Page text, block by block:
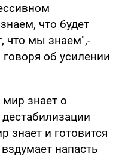
что будет
что мы знаем",-
об усилении
мир знает о
знает и готовится
напасть